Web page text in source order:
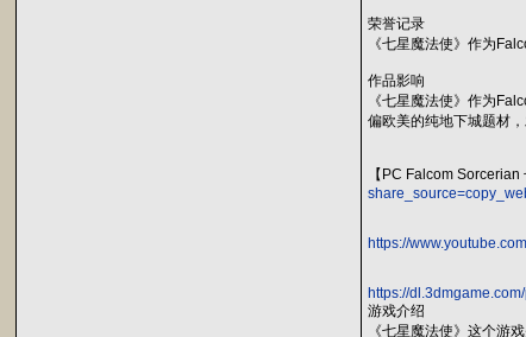
荣誉记录
《七星魔法使》作为
作品影响
《七星魔法使》作为
偏欧美的纯地下城题材
【PC Falcom
https://
https://
游戏介绍
《七星魔法使》这个游